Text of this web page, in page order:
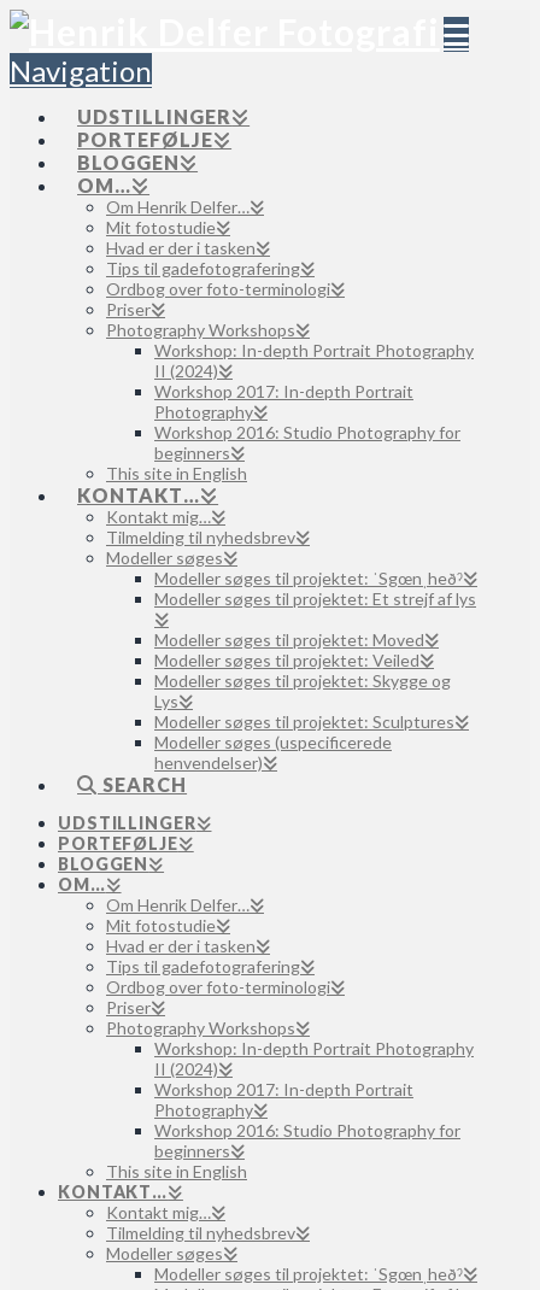
Navigation
UDSTILLINGER
PORTEFØLJE
BLOGGEN
OM…
Om Henrik Delfer…
Mit fotostudie
Hvad er der i tasken
Tips til gadefotografering
Ordbog over foto-terminologi
Priser
Photography Workshops
Workshop: In-depth Portrait Photography
II (2024)
Workshop 2017: In-depth Portrait
Photography
Workshop 2016: Studio Photography for
beginners
This site in English
KONTAKT…
Kontakt mig…
Tilmelding til nyhedsbrev
Modeller søges
Modeller søges til projektet: ˈSgœnˌheðˀ
Modeller søges til projektet: Et strejf af lys
Modeller søges til projektet: Moved
Modeller søges til projektet: Veiled
Modeller søges til projektet: Skygge og
Lys
Modeller søges til projektet: Sculptures
Modeller søges (uspecificerede
henvendelser)
SEARCH
UDSTILLINGER
PORTEFØLJE
BLOGGEN
OM…
Om Henrik Delfer…
Mit fotostudie
Hvad er der i tasken
Tips til gadefotografering
Ordbog over foto-terminologi
Priser
Photography Workshops
Workshop: In-depth Portrait Photography
II (2024)
Workshop 2017: In-depth Portrait
Photography
Workshop 2016: Studio Photography for
beginners
This site in English
KONTAKT…
Kontakt mig…
Tilmelding til nyhedsbrev
Modeller søges
Modeller søges til projektet: ˈSgœnˌheðˀ